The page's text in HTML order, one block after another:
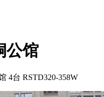
公馆
4台 RSTD320-358W